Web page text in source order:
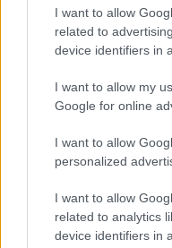
I want to allow
related to
device identifiers in
I want to allow my
Google for online
I want to allow
personalized
I want to allow
related to analytics
device identifiers in
Egyetemes
A második
Fordulat a
Fordulat a
győzelme
Európa és a
A nácizmus